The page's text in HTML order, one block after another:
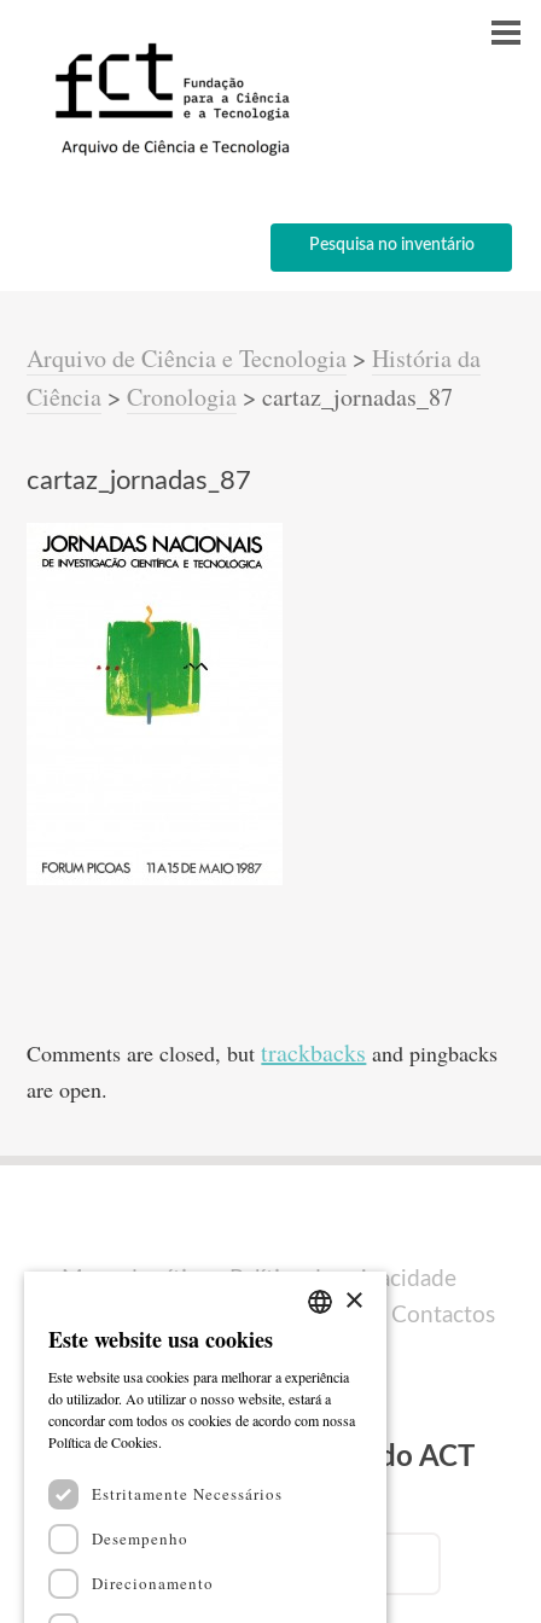
Pesquisa no inventário
Arquivo de Ciência e Tecnologia >História da
Ciência >Cronologia >cartaz_jornadas_87
cartaz_jornadas_87
Comments are closed, buttrackbacks and pingbacks
are open.
Mapa do sítio
Política de privacidade
Ficha técnica Contactos
Subscreva a Newsletter do ACT
ENGLISH
×
Este website usa cookies
Este website usa cookies para melhorar a experiência
do utilizador. Ao utilizar o nosso website, estará a
concordar com todos os cookies de acordo com nossa
Política de Cookies.
Estritamente Necessários
Desempenho
Direcionamento